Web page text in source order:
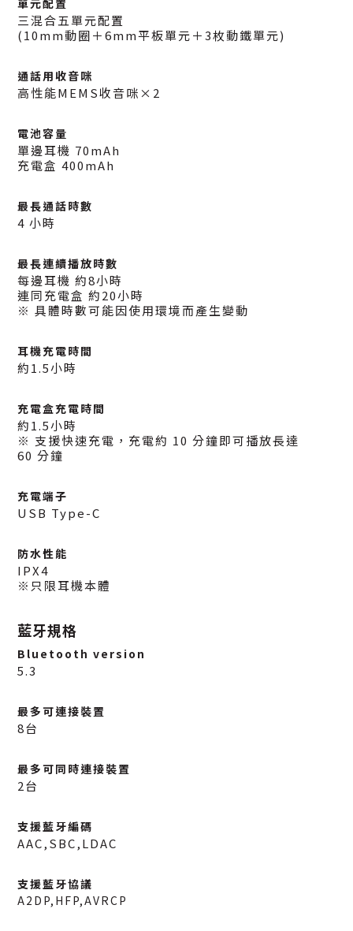
單元配置
三混合五單元配置
(10mm動圈＋6mm平板單元＋3枚動鐵單元)
通話用收音咪
高性能MEMS收音咪×2
電池容量
單邊耳機 70mAh
充電盒 400mAh
最長通話時數
4 小時
最長連續播放時數
每邊耳機 約8小時
連同充電盒 約20小時
※ 具體時數可能因使用環境而產生變動
耳機充電時間
約1.5小時
充電盒充電時間
約1.5小時
※ 支援快速充電，充電約 10 分鐘即可播放長達
60 分鐘
充電端子
USB Type-C
防水性能
IPX4
※只限耳機本體
藍牙規格
Bluetooth version
5.3
最多可連接裝置
8台
最多可同時連接裝置
2台
支援藍牙編碼
AAC,SBC,LDAC
支援藍牙協議
A2DP,HFP,AVRCP